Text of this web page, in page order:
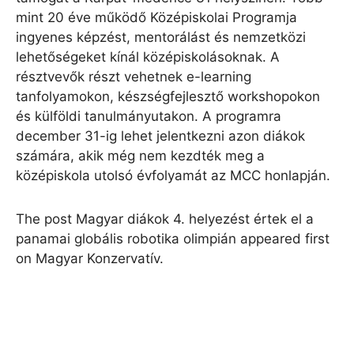
mint 20 éve működő Középiskolai Programja
ingyenes képzést, mentorálást és nemzetközi
lehetőségeket kínál középiskolásoknak. A
résztvevők részt vehetnek e-learning
tanfolyamokon, készségfejlesztő workshopokon
és külföldi tanulmányutakon. A programra
december 31-ig lehet jelentkezni azon diákok
számára, akik még nem kezdték meg a
középiskola utolsó évfolyamát az MCC honlapján.
The post Magyar diákok 4. helyezést értek el a
panamai globális robotika olimpián appeared first
on Magyar Konzervatív.